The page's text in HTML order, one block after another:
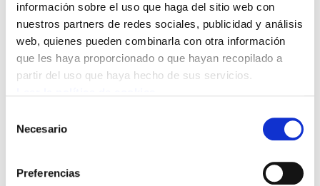
información sobre el uso que haga del sitio web con
nuestros partners de redes sociales, publicidad y análisis
web, quienes pueden combinarla con otra información
que les haya proporcionado o que hayan recopilado a
partir del uso que haya hecho de sus servicios.
Necesario
Preferencias
-Se establece que aquellos trabajadores que
permanezcan 24 meses dentro de un periodo
de 30 en una misma empresa y puesto de
trabajo, pasarán a ser estables. En nada se
gran parte de la contratación temporal se hace
en fraude de ley sin que se sancione al que
defrauda, haciendo fijos a los trabajadores. Es
muy sencillo la explicación: nadie se atreve a